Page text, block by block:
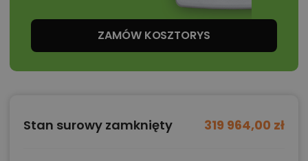
Otwarcie po dach i antresola łącząca
kończy się na wysokości stropu, lecz otwiera aż pod
połać dachu. Takie rozwiązanie poprawia odbiór
ZAMÓW KOSZTORYS
Stan surowy zamknięty 319 964,00 zł